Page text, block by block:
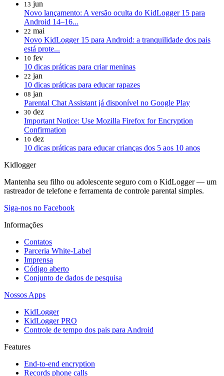
13 jun
Novo lançamento: A versão oculta do KidLogger 15 para
Android 14–16...
22 mai
Novo KidLogger 15 para Android: a tranquilidade dos pais
está prote...
10 fev
10 dicas práticas para criar meninas
22 jan
10 dicas práticas para educar rapazes
08 jan
Parental Chat Assistant já disponível no Google Play
30 dez
Important Notice: Use Mozilla Firefox for Encryption
Confirmation
10 dez
10 dicas práticas para educar crianças dos 5 aos 10 anos
Kidlogger
Mantenha seu filho ou adolescente seguro com o KidLogger — um
rastreador de telefone e ferramenta de controle parental simples.
Siga-nos no Facebook
Informações
Contatos
Parceria White-Label
Imprensa
Código aberto
Conjunto de dados de pesquisa
Nossos Apps
KidLogger
KidLogger PRO
Controle de tempo dos pais para Android
Features
End-to-end encryption
Records phone calls